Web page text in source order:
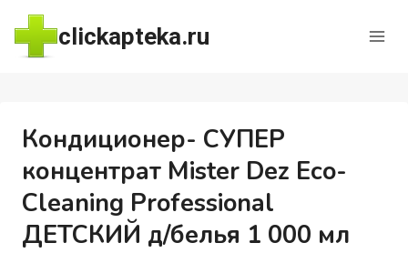
Перейти
содержимому
clickapteka.ru
Кондиционер- СУПЕР
концентрат Mister Dez Eco-
Cleaning Professional
ДЕТСКИЙ д/белья 1 000 мл